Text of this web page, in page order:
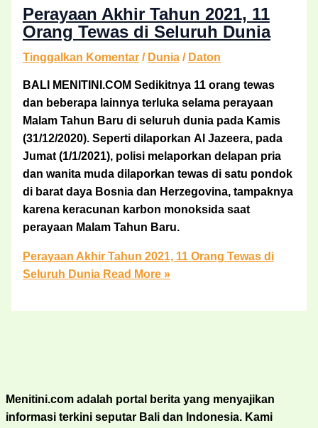
Perayaan Akhir Tahun 2021, 11
Orang Tewas di Seluruh Dunia
Tinggalkan Komentar / Dunia/ Daton
BALI MENITINI.COM Sedikitnya 11 orang tewas
dan beberapa lainnya terluka selama perayaan
Malam Tahun Baru di seluruh dunia pada Kamis
(31/12/2020). Seperti dilaporkan Al Jazeera, pada
Jumat (1/1/2021), polisi melaporkan delapan pria
dan wanita muda dilaporkan tewas di satu pondok
di barat daya Bosnia dan Herzegovina, tampaknya
karena keracunan karbon monoksida saat
perayaan Malam Tahun Baru.
Perayaan Akhir Tahun 2021, 11 Orang Tewas di
Seluruh DuniaRead More »
Menitini.com adalah portal berita yang menyajikan
informasi terkini seputar Bali dan Indonesia. Kami